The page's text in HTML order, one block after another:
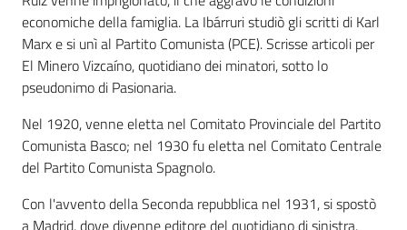
economiche della famiglia. La Ibárruri studiò gli scritti di Karl
Marx e si unì al Partito Comunista (PCE). Scrisse articoli per
El Minero Vizcaíno, quotidiano dei minatori, sotto lo
pseudonimo di Pasionaria.
Nel 1920, venne eletta nel Comitato Provinciale del Partito
Comunista Basco; nel 1930 fu eletta nel Comitato Centrale
del Partito Comunista Spagnolo.
Con l'avvento della Seconda repubblica nel 1931, si spostò
a Madrid, dove divenne editore del quotidiano di sinistra,